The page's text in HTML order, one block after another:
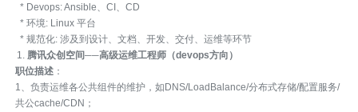
* Devops: Ansible、CI、CD
* 环境: Linux 平台
* 规范化: 涉及到设计、文档、开发、交付、运维等环节
腾讯众创空间──高级运维工程师（devops方向）
职位描述 ：
1、负责运维各公共组件的维护，如DNS/LoadBalance/分布式存储/配置服务/
共公cache/CDN；